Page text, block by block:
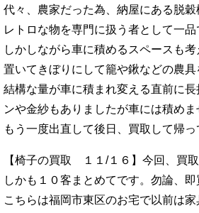
代々、農家だった為、納屋にある脱
レトロな物を専門に扱う者として一
しかしながら車に積めるスペースも
置いてきぼりにして籠や鍬などの農具
結構な量が車に積まれ変える直前に
ンや金紗もありましたが車には積めま
もう一度出直して後日、買取して帰
【椅子の買取 １１/１６】今回、買
しかも１０客まとめてです。勿論、即
こちらは福岡市東区のお宅で以前は